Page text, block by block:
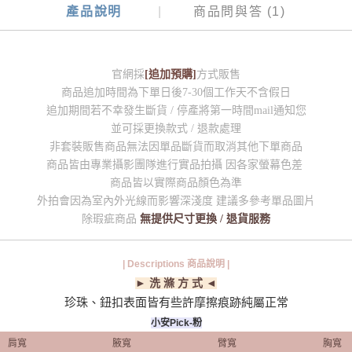
產品說明 商品問與答 (1)
官網採 [追加預購] 方式販售
商品追加時間為下單日後7-30個工作天不含假日
追加期間若不幸發生斷貨 / 停產將第一時間mail通知您
並可採更換款式 / 退款處理
非套裝販售商品無法因單品斷貨而取消其他下單商品
商品皆由專業攝影團隊進行實品拍攝 因各家螢幕色差
商品皆以實際商品顏色為準
外拍會因為室內外光線而影響深淺度 建議多參考單品圖片
除瑕疵商品 無提供尺寸更換 / 退貨服務
| Descriptions 商品說明 |
► 洗 滌 方 式 ◄
珍珠、鈕扣表面皆有些許摩擦痕跡純屬正常
小安Pick-粉
肩寬
腋寬 臂寬 胸寬